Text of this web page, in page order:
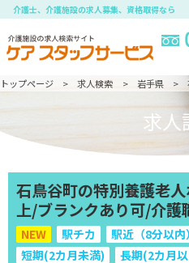
介護士、介護施設の求人募集、資格取得なら
トップページ 求人検索 岩手県
求人
石鳥谷町の特別養護老
上/ブランクあり可/介
NEW 駅チカ 駅近（8分以内）
短期(2カ月未満)
長期(2カ月